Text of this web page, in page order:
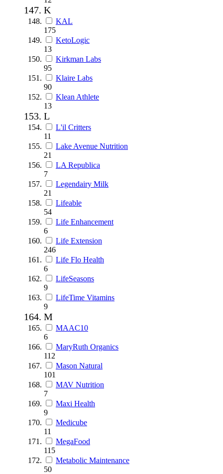
K
KAL
175
KetoLogic
13
Kirkman Labs
95
Klaire Labs
90
Klean Athlete
13
L
L'il Critters
11
Lake Avenue Nutrition
21
LA Republica
7
Legendairy Milk
21
Lifeable
54
Life Enhancement
6
Life Extension
246
Life Flo Health
6
LifeSeasons
9
LifeTime Vitamins
9
M
MAAC10
6
MaryRuth Organics
112
Mason Natural
101
MAV Nutrition
7
Maxi Health
9
Medicube
11
MegaFood
115
Metabolic Maintenance
50